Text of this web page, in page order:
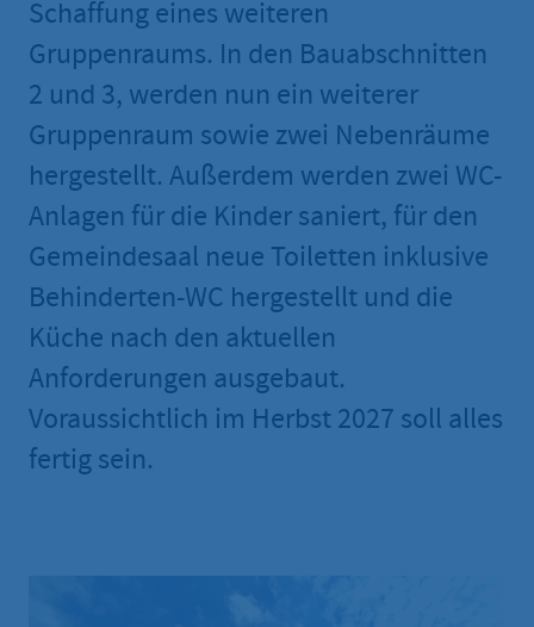
Schaffung eines weiteren
Gruppenraums. In den Bauabschnitten
2 und 3, werden nun ein weiterer
Gruppenraum sowie zwei Nebenräume
hergestellt. Außerdem werden zwei WC-
Anlagen für die Kinder saniert, für den
Gemeindesaal neue Toiletten inklusive
Behinderten-WC hergestellt und die
Küche nach den aktuellen
Anforderungen ausgebaut.
Voraussichtlich im Herbst 2027 soll alles
fertig sein.